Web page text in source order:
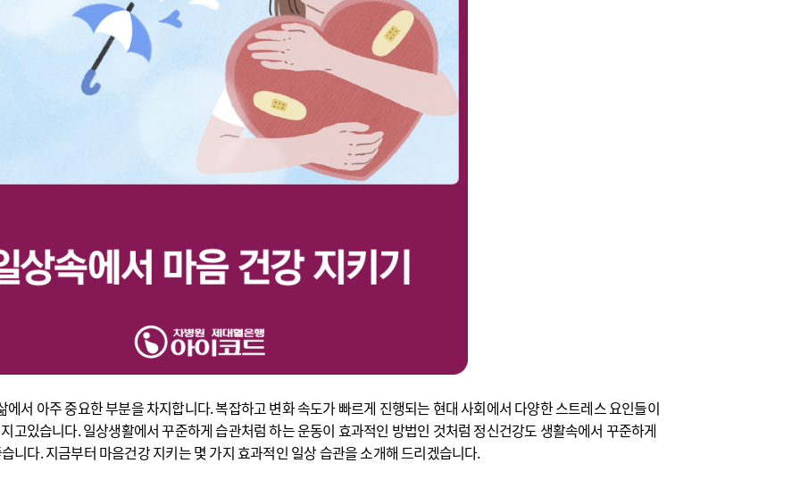
서 아주 중요한 부분을 차지합니다. 복잡하고 변화 속도가 빠르게 진행되는 현대 사회에서 다양한 스트레스 요인들이
고있습니다. 일상생활에서 꾸준하게 습관처럼 하는 운동이 효과적인 방법인 것처럼 정신건강도 생활속에서 꾸준하게
니다. 지금부터 마음건강 지키는 몇 가지 효과적인 일상 습관을 소개해 드리겠습니다.